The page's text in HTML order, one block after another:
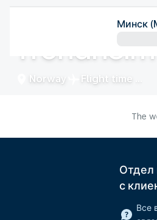
Trondheim
Norway Flight time
Минск
The
Отдел
с
Все